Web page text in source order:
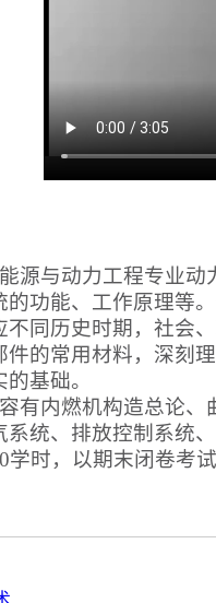
源与动力工程专业
的功能、工作原理等
不同历史时期，社会
的常用材料，深刻
基础。
有内燃机构造总论
统、排放控制系统
学时，以期末闭卷考试